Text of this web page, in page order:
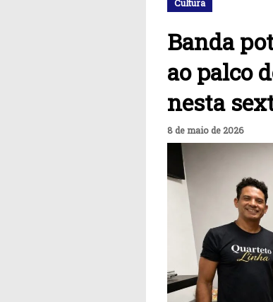
Cultura
Banda
ao palco
nesta
8 de maio de 2026